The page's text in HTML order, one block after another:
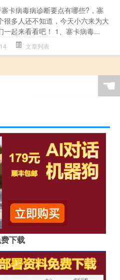
寨卡病毒病诊断要点有哪些?，寨
多人还不知道，今天小六来为大
一起来看看吧！ 1、寨卡病毒...
文章列表
☚
下载